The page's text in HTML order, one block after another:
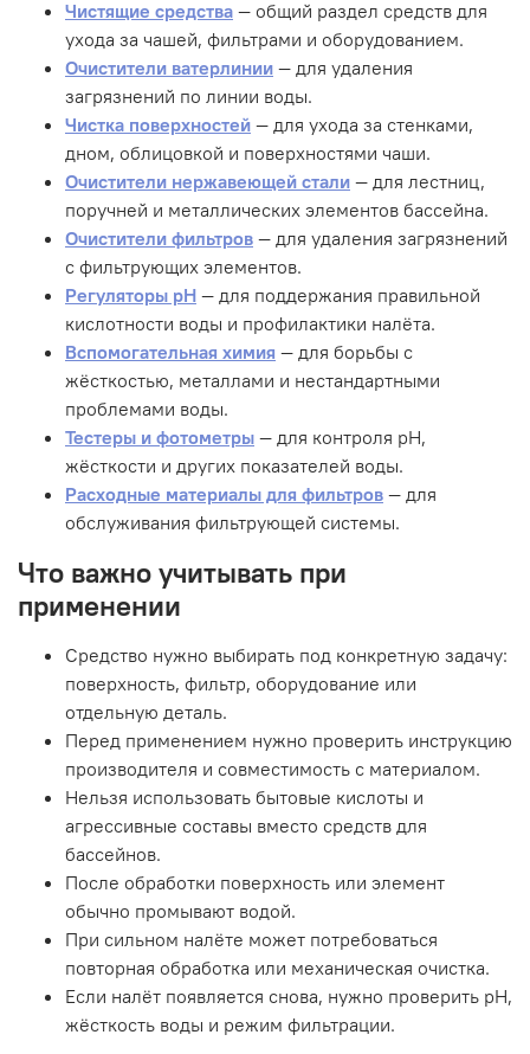
Чистящие средства — общий раздел средств для
ухода за чашей, фильтрами и оборудованием.
Очистители ватерлинии — для удаления
загрязнений по линии воды.
Чистка поверхностей — для ухода за стенками,
дном, облицовкой и поверхностями чаши.
Очистители нержавеющей стали — для лестниц,
поручней и металлических элементов бассейна.
Очистители фильтров — для удаления загрязнений
с фильтрующих элементов.
Регуляторы pH — для поддержания правильной
кислотности воды и профилактики налёта.
Вспомогательная химия — для борьбы с
жёсткостью, металлами и нестандартными
проблемами воды.
Тестеры и фотометры — для контроля pH,
жёсткости и других показателей воды.
Расходные материалы для фильтров — для
обслуживания фильтрующей системы.
Что важно учитывать при
применении
Средство нужно выбирать под конкретную задачу:
поверхность, фильтр, оборудование или
отдельную деталь.
Перед применением нужно проверить инструкцию
производителя и совместимость с материалом.
Нельзя использовать бытовые кислоты и
агрессивные составы вместо средств для
бассейнов.
После обработки поверхность или элемент
обычно промывают водой.
При сильном налёте может потребоваться
повторная обработка или механическая очистка.
Если налёт появляется снова, нужно проверить pH,
жёсткость воды и режим фильтрации.